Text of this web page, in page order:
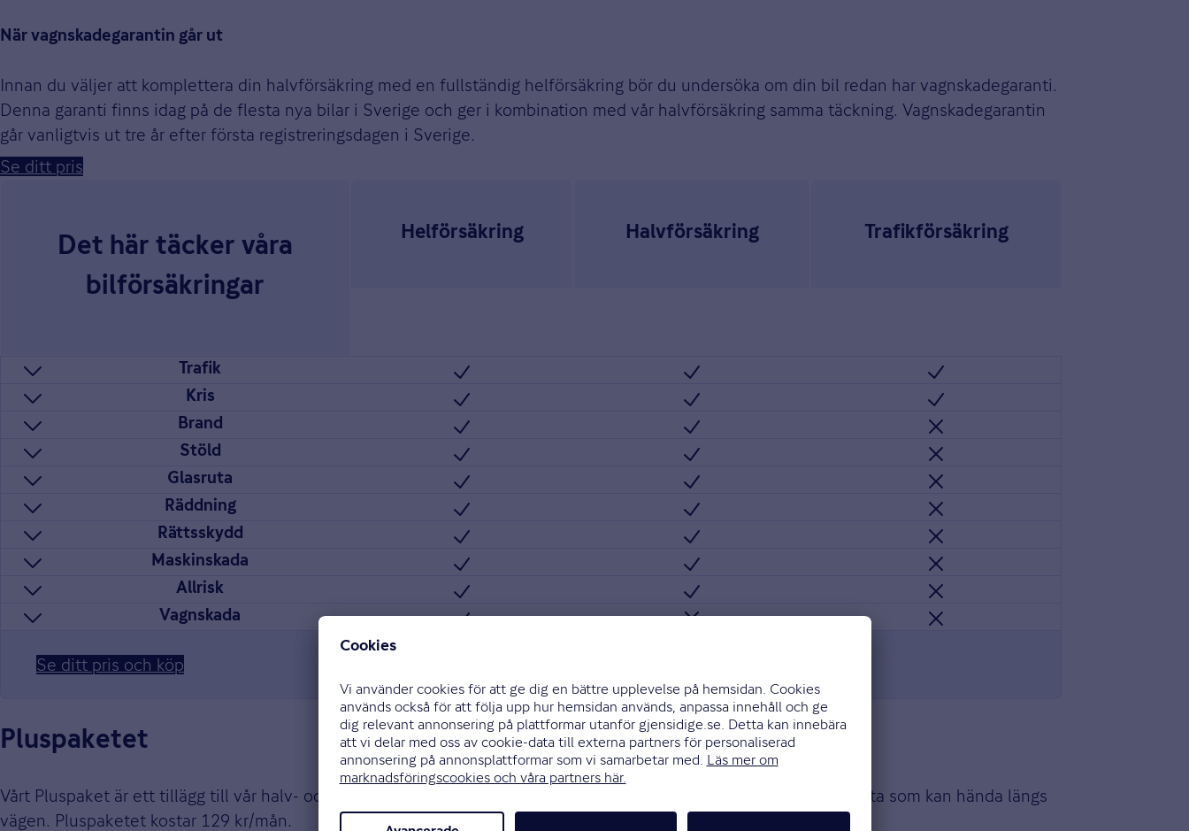
När vagnskadegarantin går ut
Innan du väljer att komplettera din halvförsäkring med en fullständig helförsäkring bör du undersöka om din bil redan har vagnskadegaranti.
Denna garanti finns idag på de flesta nya bilar i Sverige och ger i kombination med vår halvförsäkring samma täckning. Vagnskadegarantin
går vanligtvis ut tre år efter första registreringsdagen i Sverige.
Se ditt pris
Det här täcker våra bilförsäkringar
Det här täcker våra
bilförsäkringar
Helförsäkring Halvförsäkring Trafikförsäkring
Trafik
Kris
Brand
Stöld
Glasruta
Räddning
Rättsskydd
Maskinskada
Allrisk
Vagnskada
Se ditt pris och köp
Pluspaketet
Vårt Pluspaket är ett tillägg till vår halv- och helförsäkring. Med Gjensidiges Pluspaket är du försäkrad mot det mesta som kan hända längs
vägen. Pluspaketet kostar 129 kr/mån.